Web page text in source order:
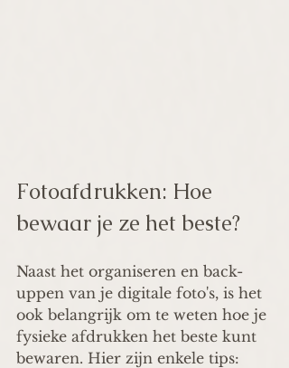
Fotoafdrukken: Hoe
bewaar je ze het beste?
Naast het organiseren en back-
uppen van je digitale foto's, is het
ook belangrijk om te weten hoe je
fysieke afdrukken het beste kunt
bewaren. Hier zijn enkele tips: